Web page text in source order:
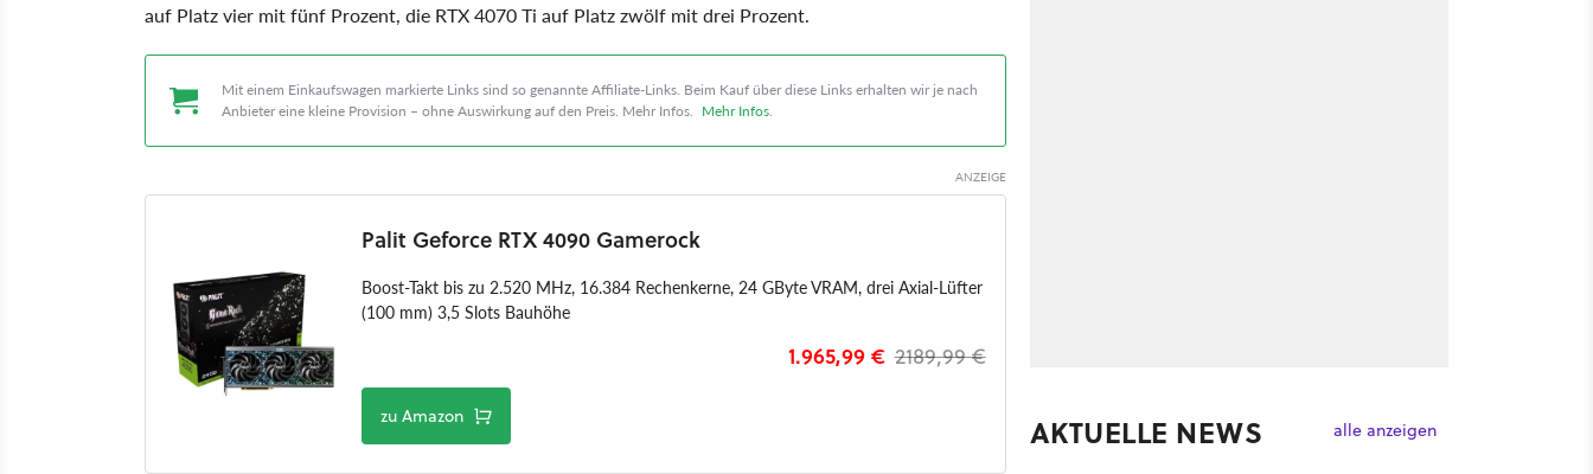
auf Platz vier mit fünf Prozent, die RTX 4070 Ti auf Platz zwölf mit drei Prozent.
Mit einem Einkaufswagen markierte Links sind so genannte Affiliate-Links. Beim Kauf über diese Links erhalten wir je nach
Anbieter eine kleine Provision – ohne Auswirkung auf den Preis. Mehr Infos. Mehr Infos.
Palit Geforce RTX 4090 Gamerock
Boost-Takt bis zu 2.520 MHz, 16.384 Rechenkerne, 24 GByte VRAM, drei Axial-Lüfter
(100 mm) 3,5 Slots Bauhöhe
2189,99 €
1.965,99 €
zu Amazon AKTUELLE NEWS alle anzeigen